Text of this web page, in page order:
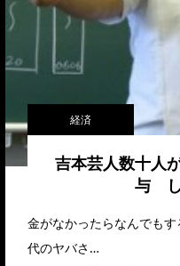
経済
吉本芸人数十人
与
金がなかったらなんでも
代のヤバさ…